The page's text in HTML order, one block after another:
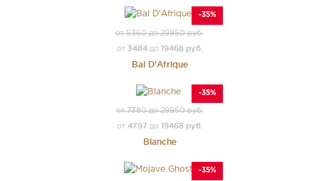
-35%
от 5360 до 29950 руб.
от 3484до 19468 руб.
Bal D'Afrique
-35%
от 7380 до 29950 руб.
от 4797 до 19468 руб.
Blanche
-35%